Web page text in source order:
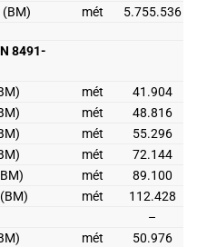
(BM)
mét 5.755.536
8491-
mét
41.904
mét
48.816
mét
55.296
mét
72.144
mét
89.100
mét
112.428
–
mét
50.976